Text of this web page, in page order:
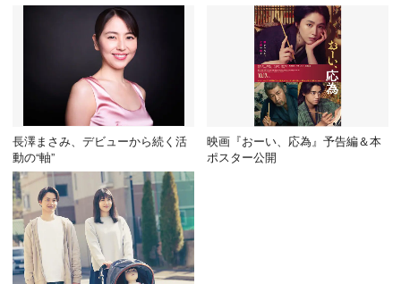
長澤まさみ、デビューから続く活
動の“軸”
映画『おーい、応為』予告編＆本
ポスター公開